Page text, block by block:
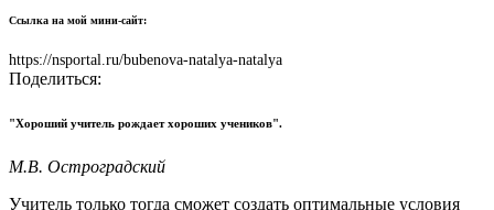
Ссылка на мой мини-сайт:
https://nsportal.ru/bubenova-natalya-natalya
Поделиться:
"Хороший учитель рождает хороших учеников".
М.В. Остроградский
Учитель только тогда сможет создать оптимальные условия